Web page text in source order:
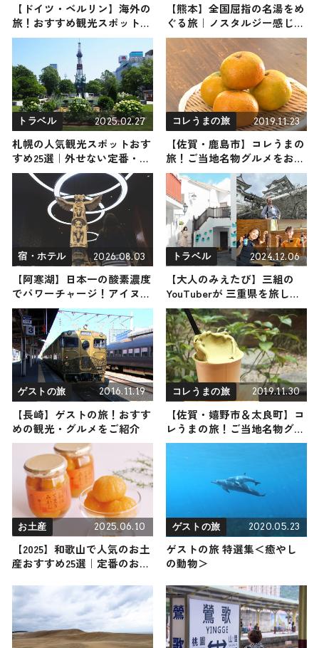
【ドイツ・ベルリン】海外の
旅！おすすめ観光スポットや
グルメをリポート
【熊本】全国屈指の名湯をめ
ぐる旅｜ノスタルジー感じる
公衆浴場・キャバレー・大人
気ラーメンなど
トラベル 2025.02.27
札幌の人気観光スポットおす
すめ25選｜外せない定番・名
所から穴場まで見どころ満載
の観光地を紹介
コレうまの旅 2019.11.23
【佐賀・鹿島市】コレうまの
旅！ご当地名物グルメをお届
け
宿・ホテル 2026.08.03
【阿寒湖】日本一の酸素濃度
でパワーチャージ！アイヌの
文化と圧倒的な湯量の絶景温
泉に満たされる「あかん遊久
の里 鶴雅」へ
トラベル 2024.12.06
【大人のみえたび】三組の
YouTuberが 三重県を旅して
知られざる三重の魅力をお届
け《PR》
ゲストの旅 2016.11.19
【長崎】ゲストの旅！おすす
めの観光・グルメをご紹介
コレうまの旅 2019.11.30
【佐賀・嬉野市＆太良町】コ
レうまの旅！ご当地名物グル
メをお届け
お土産 2025.06.10
【2025】和歌山で人気のお土
産おすすめ25選｜定番のお菓
らまき用まで幅広く紹介
ゲストの旅 2020.05.23
ゲストの旅 特選集＜癒やし
の動物＞